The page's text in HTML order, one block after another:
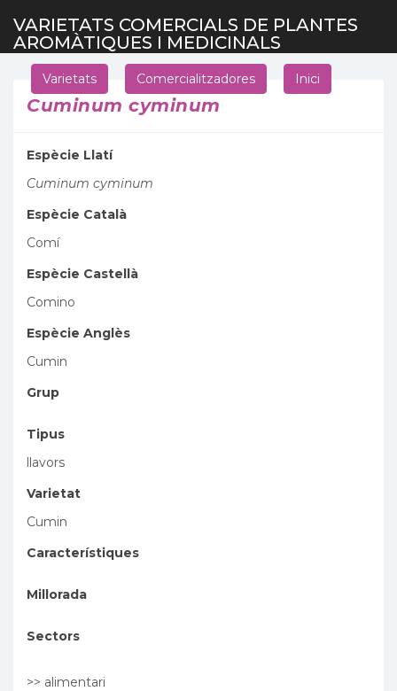
VARIETATS COMERCIALS DE PLANTES
AROMÀTIQUES I MEDICINALS
Varietats Comercialitzadores Inici
Cuminum cyminum
Espècie Llatí
Cuminum cyminum
Espècie Català
Comí
Espècie Castellà
Comino
Espècie Anglès
Cumin
Grup
Tipus
llavors
Varietat
Cumin
Característiques
Millorada
Sectors
>> alimentari